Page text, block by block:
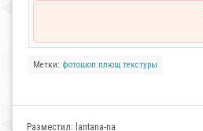
Метки: фотошоп плющ текстуры
Разместил: lantana-na